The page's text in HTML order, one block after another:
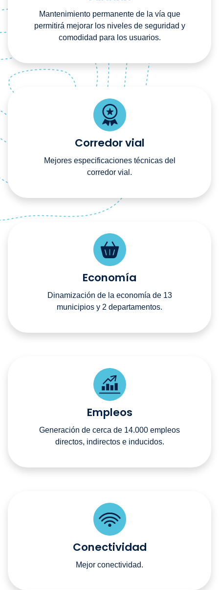
Mantenimiento permanente de la vía que
permitirá mejorar los niveles de seguridad y
comodidad para los usuarios.
Corredor vial
Mejores especificaciones técnicas del
corredor vial.
Economía
Dinamización de la economía de 13
municipios y 2 departamentos.
Empleos
Generación de cerca de 14.000 empleos
directos, indirectos e inducidos.
Conectividad
Mejor conectividad.